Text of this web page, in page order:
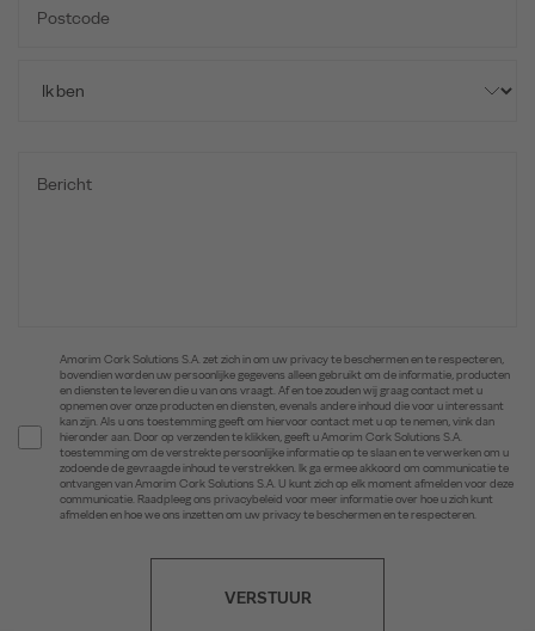
Amorim Cork Solutions S.A. zet zich in om uw privacy te beschermen en te respecteren,
bovendien worden uw persoonlijke gegevens alleen gebruikt om de informatie, producten
en diensten te leveren die u van ons vraagt. Af en toe zouden wij graag contact met u
opnemen over onze producten en diensten, evenals andere inhoud die voor u interessant
kan zijn. Als u ons toestemming geeft om hiervoor contact met u op te nemen, vink dan
hieronder aan. Door op verzenden te klikken, geeft u Amorim Cork Solutions S.A.
toestemming om de verstrekte persoonlijke informatie op te slaan en te verwerken om u
zodoende de gevraagde inhoud te verstrekken. Ik ga ermee akkoord om communicatie te
ontvangen van Amorim Cork Solutions S.A. U kunt zich op elk moment afmelden voor deze
communicatie. Raadpleeg ons privacybeleid voor meer informatie over hoe u zich kunt
afmelden en hoe we ons inzetten om uw privacy te beschermen en te respecteren.
VERSTUUR